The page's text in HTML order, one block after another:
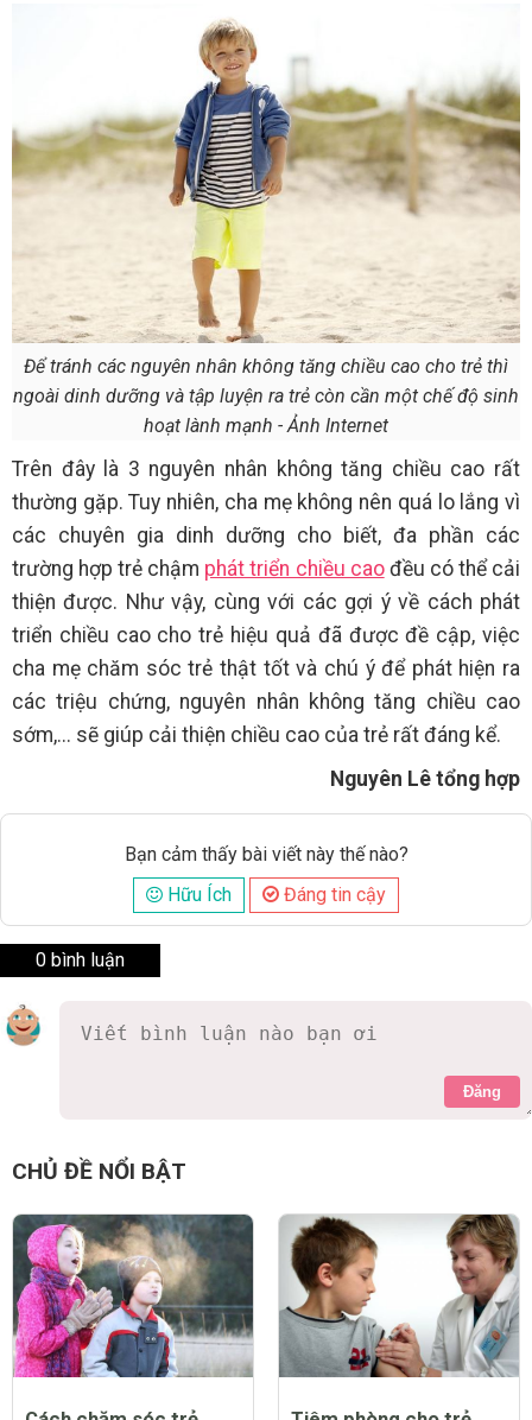
Để tránh các nguyên nhân không tăng chiều cao cho trẻ thì
ngoài dinh dưỡng và tập luyện ra trẻ còn cần một chế độ sinh
hoạt lành mạnh - Ảnh Internet
Trên đây là 3 nguyên nhân không tăng chiều cao rất
thường gặp. Tuy nhiên, cha mẹ không nên quá lo lắng vì
các chuyên gia dinh dưỡng cho biết, đa phần các
trường hợp trẻ chậm phát triển chiều caođều có thể cải
thiện được. Như vậy, cùng với các gợi ý về cách phát
triển chiều cao cho trẻ hiệu quả đã được đề cập, việc
cha mẹ chăm sóc trẻ thật tốt và chú ý để phát hiện ra
các triệu chứng, nguyên nhân không tăng chiều cao
sớm,... sẽ giúp cải thiện chiều cao của trẻ rất đáng kể.
Nguyên Lê tổng hợp
Bạn cảm thấy bài viết này thế nào?
Hữu Ích
Đáng tin cậy
0 bình luận
Đăng
CHỦ ĐỀ NỔI BẬT